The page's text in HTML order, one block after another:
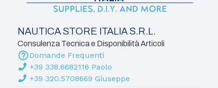
NAUTICA STORE ITALIA S.R.L.
Consulenza Tecnica e Disponibilità Articoli
Domande Frequenti
+39 338.6682116 Paolo
+39 320.5708669 Giuseppe